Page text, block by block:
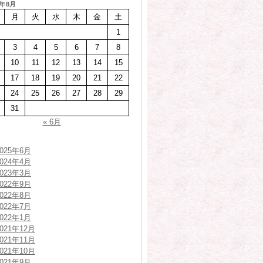
8月
月 火 水 木 金
土
1
3
4 5 6 7
8
10
11 12 13 14
15
17
18 19 20 21
22
24
25 26 27 28
29
31
« 6月
年6月
年4月
年3月
年9月
年8月
年7月
年1月
年12月
年11月
年10月